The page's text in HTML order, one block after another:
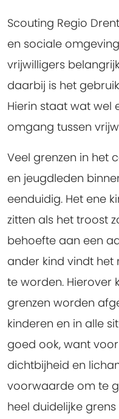
Scouting Regio
en sociale
vrijwilligers
daarbij is het
Hierin staat wat wel
omgang tussen
Veel grenzen in het
en jeugdleden
eenduidig. Het ene
zitten als het troost
behoefte aan een
ander kind vindt
te worden. Hierover
grenzen worden
kinderen en in alle
goed ook, want
dichtbijheid en
voorwaarde om te
heel duidelijke